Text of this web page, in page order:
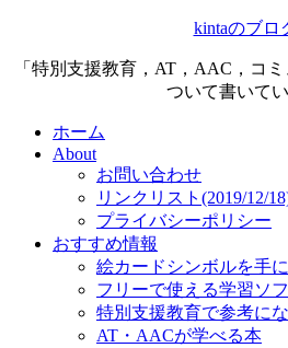
kintaのブロ
「特別支援教育，AT，AAC，コ
ついて書いて
ホーム
About
お問い合わせ
リンクリスト(2019/12/
プライバシーポリシー
おすすめ情報
絵カードシンボルを手
フリーで使える学習ソ
特別支援教育で参考に
AT・AACが学べる本